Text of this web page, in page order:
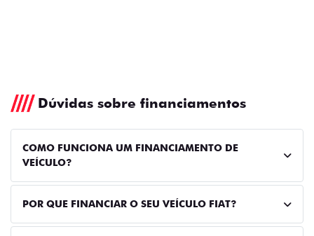
Dúvidas sobre financiamentos
COMO FUNCIONA UM FINANCIAMENTO DE
VEÍCULO?
POR QUE FINANCIAR O SEU VEÍCULO FIAT?